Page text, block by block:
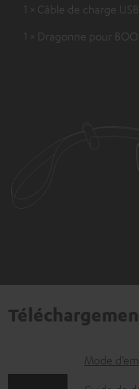
1 × Câble de charge
1 × Dragonne pour
D
Mode